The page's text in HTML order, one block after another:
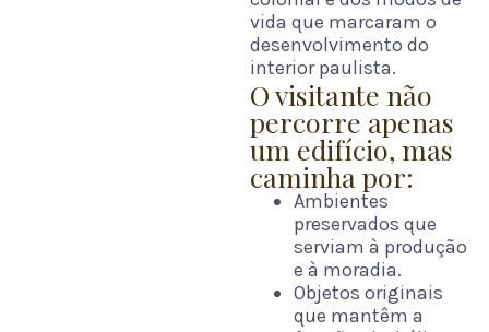
vida que marcaram o
desenvolvimento do
interior paulista.
O visitante não
percorre apenas
um edifício, mas
caminha por:
Ambientes
preservados que
serviam à produção
e à moradia.
Objetos originais
que mantêm a